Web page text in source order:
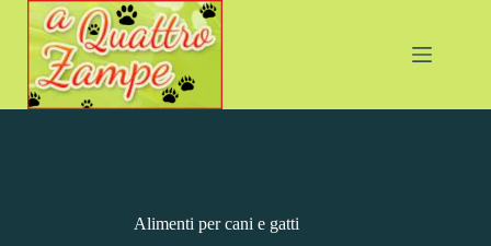
Alimenti per cani e gatti